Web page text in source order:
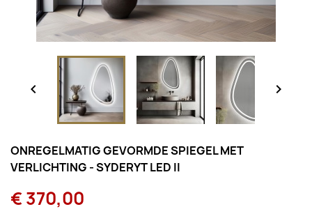
 
ONREGELMATIG GEVORMDE SPIEGEL MET
VERLICHTING - SYDERYT LED II
€ 370,00